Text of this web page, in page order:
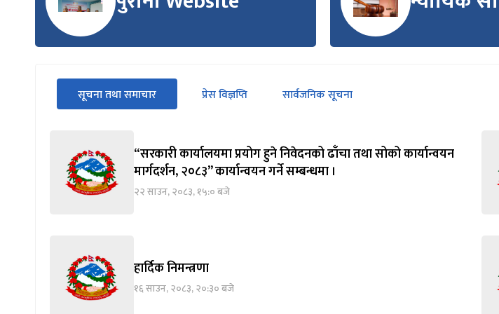
सीधा
पहिलो
जानुहोस्
सूचना तथा समाचार
(सक्रिय ट्याब)
प्रेस विज्ञप्ति सार्वजनिक सूचना
“सरकारी कार्यालयमा प्रयोग हुने निवेदनको ढाँचा तथा सोको कार्यान्वयन
मार्गदर्शन, २०८३” कार्यान्वयन गर्ने सम्बन्धमा ।
२२ साउन, २०८३, १५:० बजे
हार्दिक निमन्त्रणा
१६ साउन, २०८३, २०:३० बजे